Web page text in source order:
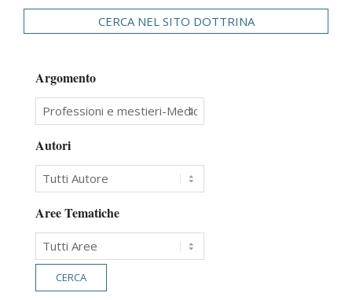
CERCA NEL SITO DOTTRINA
Argomento
Autori
Aree Tematiche